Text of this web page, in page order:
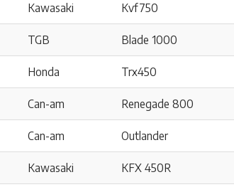
Kawasaki Kvf750
TGB Blade 1000
Honda Trx450
Can-am Renegade 800
Can-am Outlander
Kawasaki KFX 450R